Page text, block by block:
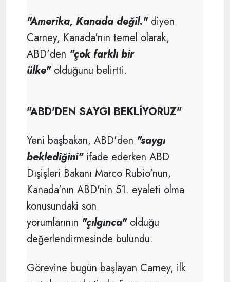
"Amerika, Kanada değil."diyen
Carney, Kanada'nın temel olarak,
ABD'den "çok farklı bir
ülke"olduğunu belirtti.
"ABD'DEN SAYGI BEKLİYORUZ"
Yeni başbakan, ABD'den "saygı
beklediğini"ifade ederken ABD
Dışişleri Bakanı Marco Rubio'nun,
Kanada'nın ABD'nin 51. eyaleti olma
konusundaki son
yorumlarının "çılgınca"olduğu
değerlendirmesinde bulundu.
Görevine bugün başlayan Carney, ilk